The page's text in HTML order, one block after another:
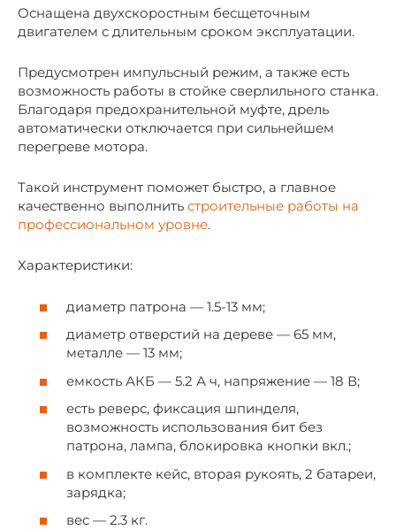
Оснащена двухскоростным бесщеточным
двигателем с длительным сроком эксплуатации.
Предусмотрен импульсный режим, а также есть
возможность работы в стойке сверлильного станка.
Благодаря предохранительной муфте, дрель
автоматически отключается при сильнейшем
перегреве мотора.
Такой инструмент поможет быстро, а главное
качественно выполнить строительные работы на
профессиональном уровне.
Характеристики:
диаметр патрона — 1.5-13 мм;
диаметр отверстий на дереве — 65 мм,
металле — 13 мм;
емкость АКБ — 5.2 А ч, напряжение — 18 В;
есть реверс, фиксация шпинделя,
возможность использования бит без
патрона, лампа, блокировка кнопки вкл.;
в комплекте кейс, вторая рукоять, 2 батареи,
зарядка;
вес — 2.3 кг.